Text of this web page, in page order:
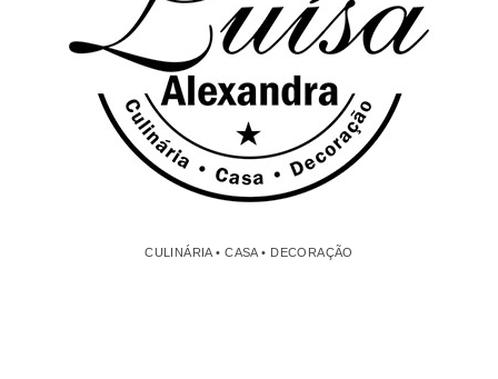
CULINÁRIA • CASA • DECORAÇÃO